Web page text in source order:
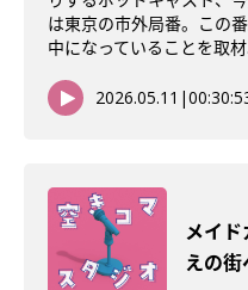
は東京の市外局番。この
中になっていることを取材
2026.05.11 |
メイ
えの